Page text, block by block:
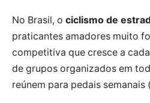
No Brasil, o ciclismo de
praticantes amadores muito
competitiva que cresce a
de grupos organizados em
reúnem para pedais semanais